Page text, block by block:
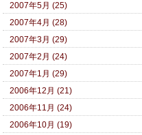
2007年5月 (25)
2007年4月 (28)
2007年3月 (29)
2007年2月 (24)
2007年1月 (29)
2006年12月 (21)
2006年11月 (24)
2006年10月 (19)